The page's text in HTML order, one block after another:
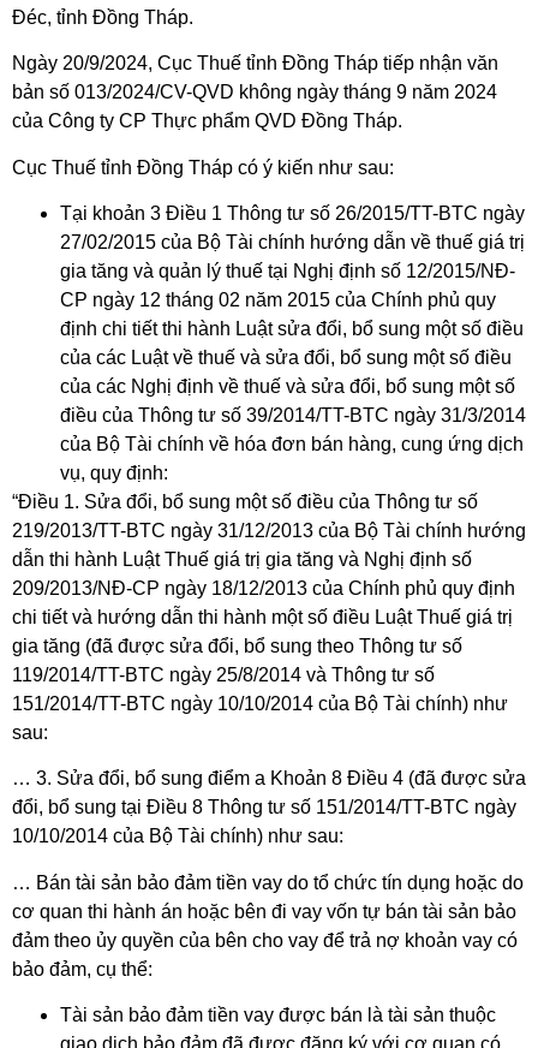
Đéc, tỉnh Đồng Tháp.
Ngày 20/9/2024, Cục Thuế tỉnh Đồng Tháp tiếp nhận văn
bản số 013/2024/CV-QVD không ngày tháng 9 năm 2024
của Công ty CP Thực phẩm QVD Đồng Tháp.
Cục Thuế tỉnh Đồng Tháp có ý kiến như sau:
Tại khoản 3 Điều 1 Thông tư số 26/2015/TT-BTC ngày
27/02/2015 của Bộ Tài chính hướng dẫn về thuế giá trị
gia tăng và quản lý thuế tại Nghị định số 12/2015/NĐ-
CP ngày 12 tháng 02 năm 2015 của Chính phủ quy
định chi tiết thi hành Luật sửa đổi, bổ sung một số điều
của các Luật về thuế và sửa đổi, bổ sung một số điều
của các Nghị định về thuế và sửa đổi, bổ sung một số
điều của Thông tư số 39/2014/TT-BTC ngày 31/3/2014
của Bộ Tài chính về hóa đơn bán hàng, cung ứng dịch
vụ, quy định:
“Điều 1. Sửa đổi, bổ sung một số điều của Thông tư số
219/2013/TT-BTC ngày 31/12/2013 của Bộ Tài chính hướng
dẫn thi hành Luật Thuế giá trị gia tăng và Nghị định số
209/2013/NĐ-CP ngày 18/12/2013 của Chính phủ quy định
chi tiết và hướng dẫn thi hành một số điều Luật Thuế giá trị
gia tăng (đã được sửa đổi, bổ sung theo Thông tư số
119/2014/TT-BTC ngày 25/8/2014 và Thông tư số
151/2014/TT-BTC ngày 10/10/2014 của Bộ Tài chính) như
sau:
… 3. Sửa đổi, bổ sung điểm a Khoản 8 Điều 4 (đã được sửa
đổi, bổ sung tại Điều 8 Thông tư số 151/2014/TT-BTC ngày
10/10/2014 của Bộ Tài chính) như sau:
… Bán tài sản bảo đảm tiền vay do tổ chức tín dụng hoặc do
cơ quan thi hành án hoặc bên đi vay vốn tự bán tài sản bảo
đảm theo ủy quyền của bên cho vay để trả nợ khoản vay có
bảo đảm, cụ thể:
Tài sản bảo đảm tiền vay được bán là tài sản thuộc